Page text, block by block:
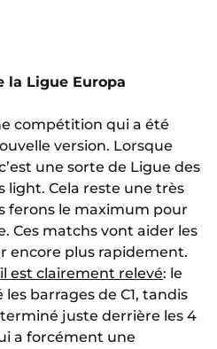
la Ligue Europa
compétition qui a été
version. Lorsque
une sorte de Ligue des
light. Cela reste une très
ferons le maximum pour
Ces matchs vont aider les
encore plus rapidement.
est clairement relevé: le
barrages de C1, tandis
juste derrière les 4
a forcément une